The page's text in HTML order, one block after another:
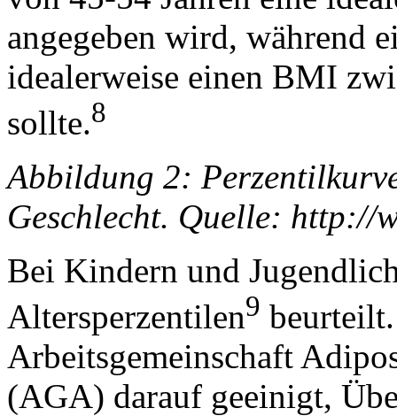
angegeben wird, während
idealerweise einen BMI
sollte.8
Abbildung 2:
Geschlecht. Quelle: http://
Bei Kindern und
Altersperzentilen9
Arbeitsgemeinschaft
(AGA) darauf geeinigt,